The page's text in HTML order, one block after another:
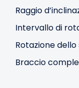
Raggio
Intervallo di
Rotazione dello
Braccio